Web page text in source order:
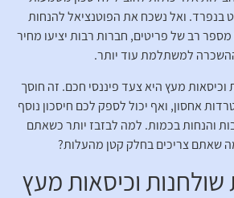
בנפרד. ואל נשכח את הפוטנציאל להנחות
רב של פריטים, חברות רבות יציעו מחיר
למשתלמת עוד יותר.
מעץ היא צעד פיננסי חכם. זה חוסך
אחסון, ואף יכול לספק לכם חיסכון נוסף
והנחות בכמות. למה לבזבז יותר כשאתם
שאתם צריכים בחלק קטן מהעלות?
וכיסאות מעץ